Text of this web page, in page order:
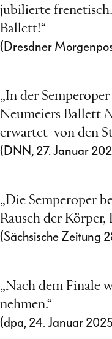
jubilierte
Ballett!“
(Dresdner
„In der
Neumeiers Ballett
erwartet von den
(DNN, 27. Januar
„Die Semperoper
Rausch der
(Sächsische Zeitung
„Nach dem Finale
nehmen.“
(dpa, 24. Januar